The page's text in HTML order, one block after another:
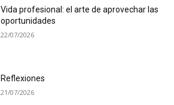
Vida profesional: el arte de aprovechar las
oportunidades
22/07/2026
Reflexiones
21/07/2026